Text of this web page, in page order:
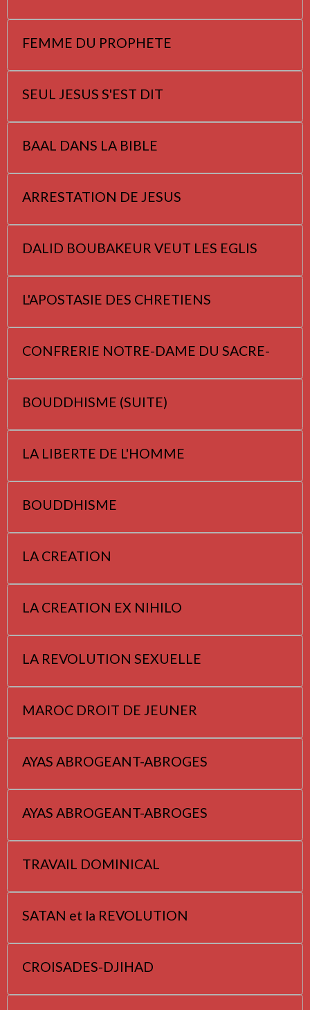
FEMME DU PROPHETE
SEUL JESUS S'EST DIT
BAAL DANS LA BIBLE
ARRESTATION DE JESUS
DALID BOUBAKEUR VEUT LES EGLIS
L'APOSTASIE DES CHRETIENS
CONFRERIE NOTRE-DAME DU SACRE-
BOUDDHISME (SUITE)
LA LIBERTE DE L'HOMME
BOUDDHISME
LA CREATION
LA CREATION EX NIHILO
LA REVOLUTION SEXUELLE
MAROC DROIT DE JEUNER
AYAS ABROGEANT-ABROGES
AYAS ABROGEANT-ABROGES
TRAVAIL DOMINICAL
SATAN et la REVOLUTION
CROISADES-DJIHAD